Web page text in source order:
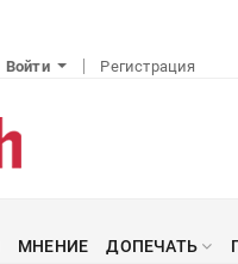
Войти Регистрация
МНЕНИЕ ДОПЕЧАТЬ